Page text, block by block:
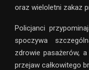
oraz wieloletni zakaz
Policjanci
spoczywa
zdrowie pasażerów,
przejaw całkowitego